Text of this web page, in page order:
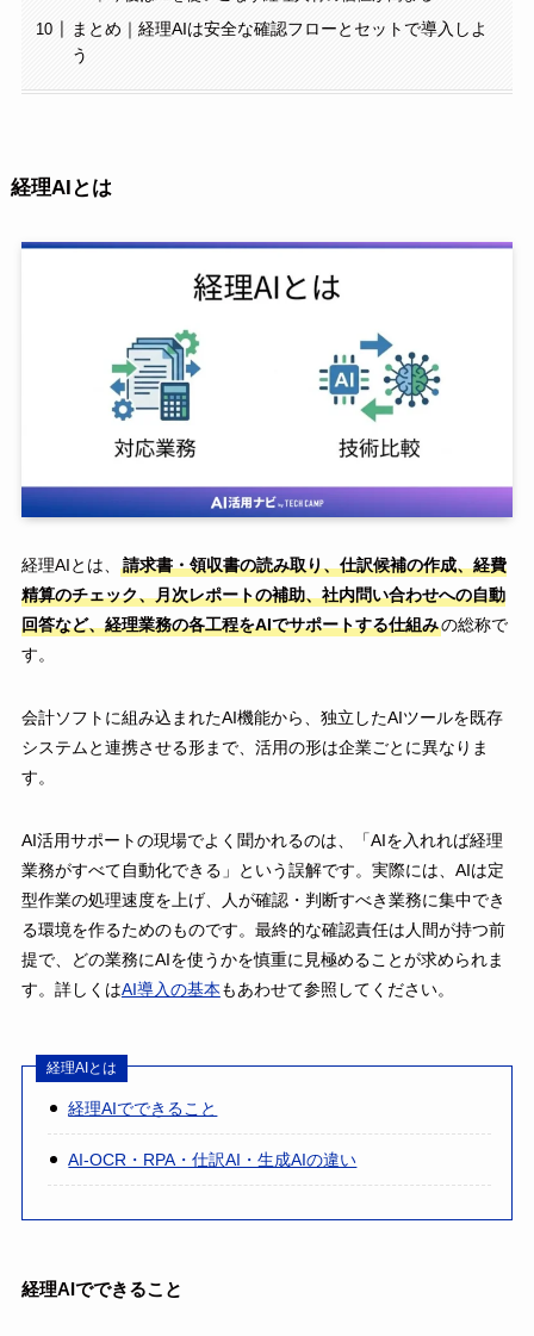
まとめ｜経理AIは安全な確認フローとセットで導入しよ
う
経理AIとは
経理AIとは、
請求書・領収書の読み取り、仕訳候補の作成、経費
精算のチェック、月次レポートの補助、社内問い合わせへの自動
回答など、経理業務の各工程をAIでサポートする仕組みの総称で
す。
会計ソフトに組み込まれたAI機能から、独立したAIツールを既存
システムと連携させる形まで、活用の形は企業ごとに異なりま
す。
AI活用サポートの現場でよく聞かれるのは、「AIを入れれば経理
業務がすべて自動化できる」という誤解です。実際には、AIは定
型作業の処理速度を上げ、人が確認・判断すべき業務に集中でき
る環境を作るためのものです。最終的な確認責任は人間が持つ前
提で、どの業務にAIを使うかを慎重に見極めることが求められま
す。詳しくはAI導入の基本もあわせて参照してください。
経理AIとは
経理AIでできること
AI-OCR・RPA・仕訳AI・生成AIの違い
経理AIでできること